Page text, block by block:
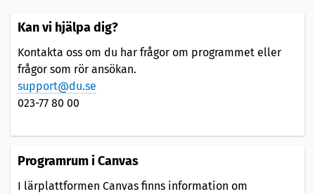
Kan vi hjälpa dig?
Kontakta oss om du har frågor om programmet eller
frågor som rör ansökan.
support@du.se
023-77 80 00
Programrum i Canvas
I lärplattformen Canvas finns information om